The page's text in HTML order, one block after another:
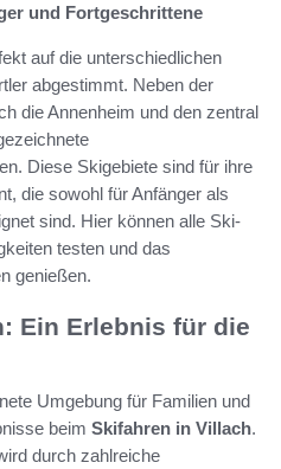
und Fortgeschrittene
auf die unterschiedlichen
abgestimmt. Neben der
die Annenheim und den zentral
Diese Skigebiete sind für ihre
die sowohl für Anfänger als
sind. Hier können alle Ski-
testen und das
genießen.
Ein Erlebnis für die
Umgebung für Familien und
beim Skifahren in Villach.
durch zahlreiche